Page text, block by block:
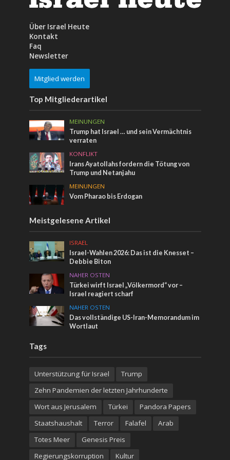
Über Israel Heute
Kontakt
Faq
Newsletter
Mitglied werden
Top Mitgliederartikel
MEINUNGEN
Trump hat Israel … und sein Vermächtnis
verraten
KONFLIKT
Irans Ayatollahs fordern die Tötung von
Trump und Netanjahu
MEINUNGEN
Vom Pharao bis Erdogan
Meistgelesene Artikel
ISRAEL
Israel-Wahlen 2026: Das ist die Knesset –
Debbie Biton
NAHER OSTEN
Türkei wirft Israel „Völkermord“ vor –
Israel reagiert scharf
NAHER OSTEN
Das vollständige US-Iran-Memorandum im
Wortlaut
Tags
Unterstützung für Israel
Trump
Zehn Pandemien der letzten Jahrhunderte
Wort aus Jerusalem
Türkei
Pandora Papers
Staatshaushalt
Terror Falafel
Arab
Totes Meer
Genesis Preis
Regierungskorruption
Kultur